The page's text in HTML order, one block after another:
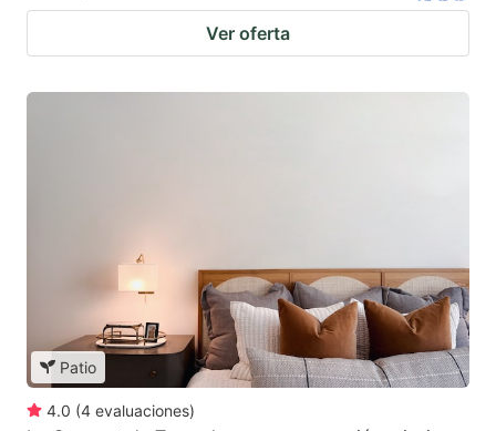
Ver oferta
Patio
4.0 (4 evaluaciones)